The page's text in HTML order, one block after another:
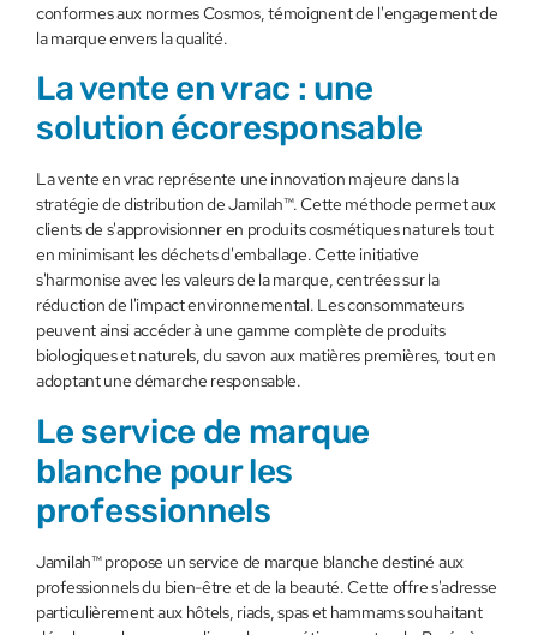
conformes aux normes Cosmos, témoignent de l'engagement de
la marque envers la qualité.
La vente en vrac : une
solution écoresponsable
La vente en vrac représente une innovation majeure dans la
stratégie de distribution de Jamilah™. Cette méthode permet aux
clients de s'approvisionner en produits cosmétiques naturels tout
en minimisant les déchets d'emballage. Cette initiative
s'harmonise avec les valeurs de la marque, centrées sur la
réduction de l'impact environnemental. Les consommateurs
peuvent ainsi accéder à une gamme complète de produits
biologiques et naturels, du savon aux matières premières, tout en
adoptant une démarche responsable.
Le service de marque
blanche pour les
professionnels
Jamilah™ propose un service de marque blanche destiné aux
professionnels du bien-être et de la beauté. Cette offre s'adresse
particulièrement aux hôtels, riads, spas et hammams souhaitant